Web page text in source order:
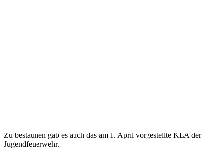
Zu bestaunen gab es auch das am 1. April vorgestellte KLA der
Jugendfeuerwehr.